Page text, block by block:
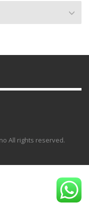
All rights reserved.